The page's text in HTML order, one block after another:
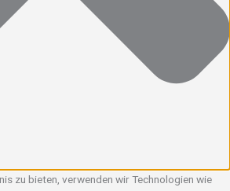
zu bieten, verwenden wir Technologien wie